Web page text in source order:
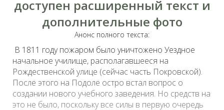
доступен расширенный текст и
дополнительные фото
Анонс полного текста:
В 1811 году пожаром было уничтожено Уездное
начальное училище, располагавшееся на
Рождественской улице (сейчас часть Покровской).
После этого на Подоле остро встал вопрос о
создании нового учебного заведения. Но средств на
это не было, поскольку все силы в первую очередь